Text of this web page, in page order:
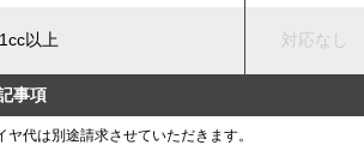
以上 対応なし
事項
ヤ代は別途請求させていただきます。